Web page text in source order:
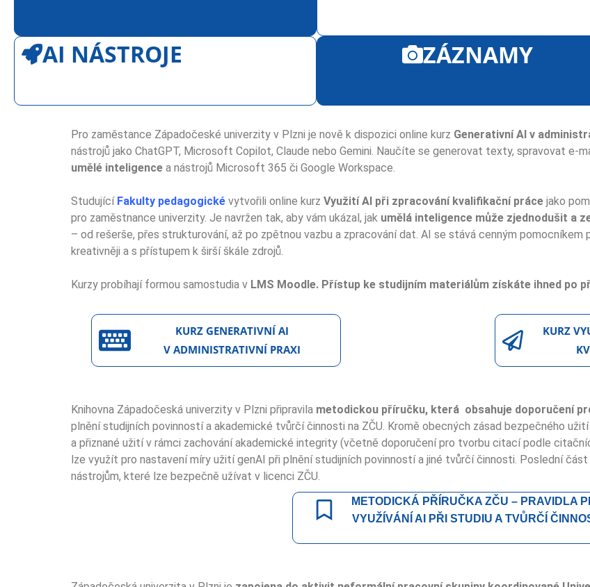
AI NÁSTROJE ZÁZNAMY
Pro zaměstance Západočeské univerzity v Plzni je nově k dispozici online kurz Generativní AI v
nástrojů jako ChatGPT, Microsoft Copilot, Claude nebo Gemini. Naučíte se generovat texty, spravovat e-
umělé inteligence a nástrojů Microsoft 365 či Google Workspace.
Studující Fakulty pedagogické vytvořili online kurz Využití AI při zpracování kvalifikační práce jako
pro zaměstnance univerzity. Je navržen tak, aby vám ukázal, jak umělá inteligence může zjednodušit a
– od rešerše, přes strukturování, až po zpětnou vazbu a zpracování dat. AI se stává cenným
kreativněji a s přístupem k širší škále zdrojů.
Kurzy probíhají formou samostudia v LMS Moodle. Přístup ke studijním materiálům získáte ihned po
KURZ GENERATIVNÍ AI
V ADMINISTRATIVNÍ PRAXI
KURZ
Knihovna Západočeská univerzity v Plzni připravila metodickou příručku, která obsahuje doporučení
plnění studijních povinností a akademické tvůrčí činnosti na ZČU. Kromě obecných zásad bezpečného
a přiznané užití v rámci zachování akademické integrity (včetně doporučení pro tvorbu citací podle
lze využít pro nastavení míry užití genAI při plnění studijních povinností a jiné tvůrčí činnosti. Poslední
nástrojům, které lze bezpečně užívat v licenci ZČU.
METODICKÁ PŘÍRUČKA ZČU – PRAVIDLA
VYUŽÍVÁNÍ AI PŘI STUDIU A TVŮRČÍ